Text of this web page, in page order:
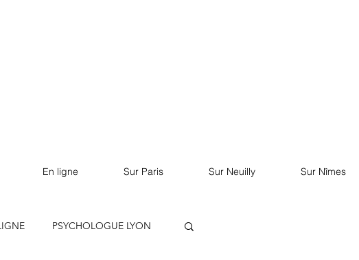
En ligne Sur Paris Sur Neuilly Sur Nîmes
PSYCHOLOGUE LYON